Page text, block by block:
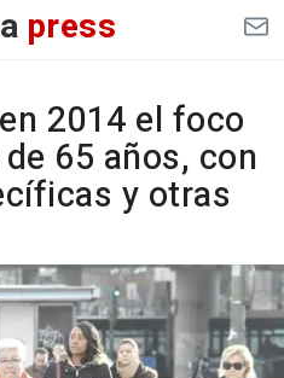
press
2014 el foco
65 años, con
y otras